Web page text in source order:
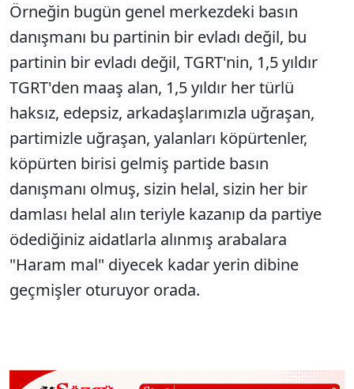
Örneğin bugün genel merkezdeki basın
danışmanı bu partinin bir evladı değil, bu
partinin bir evladı değil, TGRT'nin, 1,5 yıldır
TGRT'den maaş alan, 1,5 yıldır her türlü
haksız, edepsiz, arkadaşlarımızla uğraşan,
partimizle uğraşan, yalanları köpürtenler,
köpürten birisi gelmiş partide basın
danışmanı olmuş, sizin helal, sizin her bir
damlası helal alın teriyle kazanıp da partiye
ödediğiniz aidatlarla alınmış arabalara
"Haram mal" diyecek kadar yerin dibine
geçmişler oturuyor orada.